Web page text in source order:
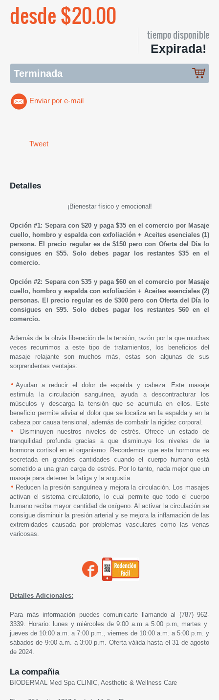
desde $20.00
tiempo disponible
Expirada!
Terminada
Enviar por e-mail
Tweet
Detalles
¡Bienestar físico y emocional!
Opción #1: Separa con $20 y paga $35 en el comercio por Masaje
cuello, hombro y espalda con exfoliación + Aceites esenciales (1)
persona. El precio regular es de $150 pero con Oferta del Día lo
consigues en$55. Solo debes pagar los restantes $35 en el
comercio.
Opción #2: Separa con $35 y paga $60 en el comercio por Masaje
cuello, hombro y espalda con exfoliación + Aceites esenciales (2)
personas. El precio regular es de $300 pero con Oferta del Día lo
consigues en$95. Solo debes pagar los restantes $60 en el
comercio.
Además de la obvia liberación de la tensión, razón por la que muchas
veces recurrimos a este tipo de tratamientos, los beneficios del
masaje relajante son muchos más, estas son algunas de sus
sorprendentes ventajas:
Ayudan a reducir el dolor de espalda y cabeza. Este masaje
estimula la circulación sanguínea, ayuda a descontracturar los
músculos y descarga la tensión que se acumula en ellos. Este
beneficio permite aliviar el dolor que se localiza en la espalda y en la
cabeza por causa tensional, además de combatir la rigidez corporal.
Disminuyen nuestros niveles de estrés. Ofrece un estado de
tranquilidad profunda gracias a que disminuye los niveles de la
hormona cortisol en el organismo. Recordemos que esta hormona es
secretada en grandes cantidades cuando el cuerpo humano está
sometido a una gran carga de estrés. Por lo tanto, nada mejor que un
masaje para detener la fatiga y la angustia.
Reducen la presión sanguínea y mejora la circulación. Los masajes
activan el sistema circulatorio, lo cual permite que todo el cuerpo
humano reciba mayor cantidad de oxígeno. Al activar la circulación se
consigue disminuir la presión arterial y se mejora la inflamación de las
extremidades causada por problemas vasculares como las venas
varicosas.
Detalles Adicionales:
Para más información puedes comunicarte llamando al (787) 962-
3339. Horario: lunes y miércoles de 9:00 a.m a 5:00 p.m, martes y
jueves de 10:00 a.m. a 7:00 p.m., viernes de 10:00 a.m. a 5:00 p.m. y
sábados de 9:00 a.m. a 3:00 p.m. Oferta válida hasta el 31 de agosto
de 2024.
La compañia
BIODERMAL Med Spa CLINIC, Aesthetic & Wellness Care